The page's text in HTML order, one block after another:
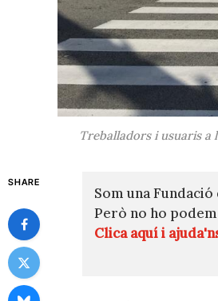
Treballadors i usuaris a
SHARE
Som una
Però no ho
Clica aquí i